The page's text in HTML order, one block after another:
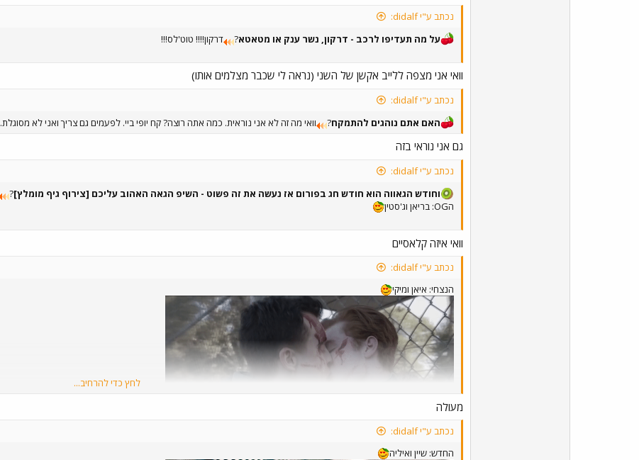
נכתב ע"י didalf:
על מה תעדיפו לרכב - דרקון, נשר ענק או מטאטא? דרקון!!!! טוט'לס!!!
וואי אני מצפה ללייב אקשן של השני (נראה לי שכבר מצלמים אותו)
נכתב ע"י didalf:
האם אתם נוהגים להתמקח? וואי מה זה לא אני נוראית. כמה אתה רוצה? קח יופי ביי. לפעמים גם צריך ואני לא מסוגלת.
גם אני נוראי בזה
נכתב ע"י didalf:
וחודש הגאווה הוא חודש חג בפורום אז נעשה את זה פשוט - השיפ הגאה האהוב עליכם [צירוף גיף מומלץ]?
הOG: בריאן וג'סטין
וואי איזה קלאסיים
נכתב ע"י didalf:
הנצחי: איאן ומיקי
לחץ כדי להרחיב...
מעולה
נכתב ע"י didalf:
החדש: שיין ואיליה